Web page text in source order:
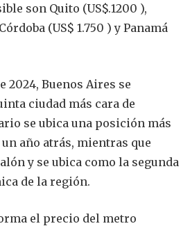
son Quito (US$.1200 ),
(US$ 1.750 ) y Panamá
2024, Buenos Aires se
ciudad más cara de
se ubica una posición más
año atrás, mientras que
y se ubica como la segunda
de la región.
el precio del metro